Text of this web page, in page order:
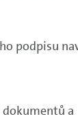
podpisu
a